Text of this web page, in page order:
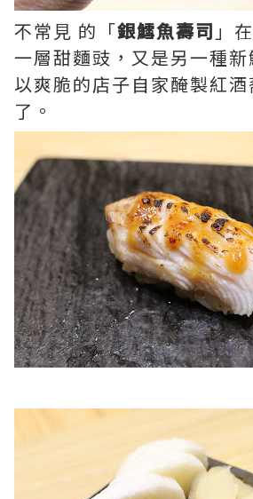
不常見 的「銀鱈魚壽司 」
一層甜麵豉，又是另一種
以爽脆的店子自家醃製紅
了。